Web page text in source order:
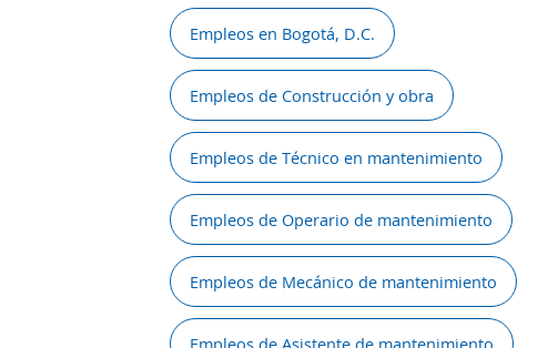
Empleos en Bogotá, D.C.
Empleos de Construcción y obra
Empleos de Técnico en mantenimiento
Empleos de Operario de mantenimiento
Empleos de Mecánico de mantenimiento
Empleos de Asistente de mantenimiento